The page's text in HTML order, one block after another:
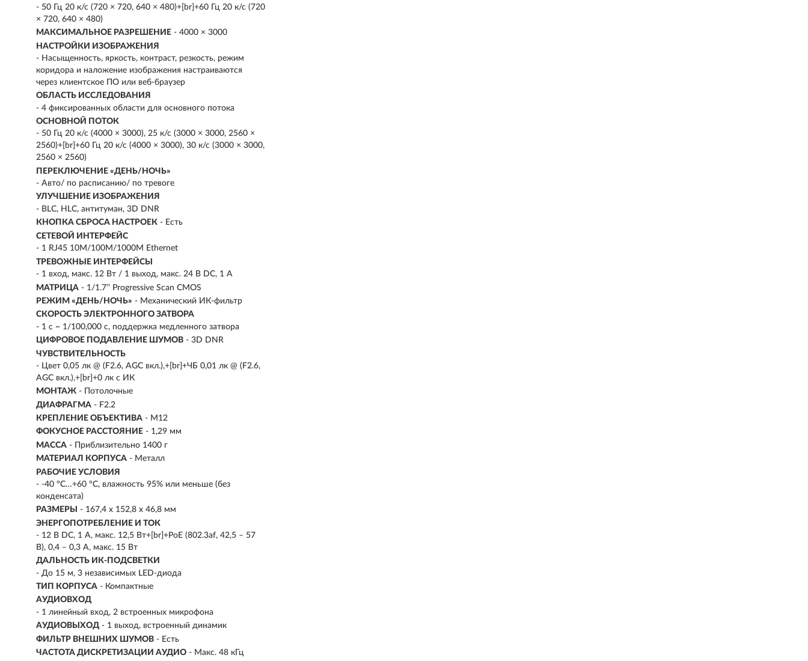
- 50 Гц 20 к/с (720 × 720, 640 × 480)+[br]+60 Гц 20 к/с (720
× 720, 640 × 480)
МАКСИМАЛЬНОЕ РАЗРЕШЕНИЕ - 4000 × 3000
НАСТРОЙКИ ИЗОБРАЖЕНИЯ
- Насыщенность, яркость, контраст, резкость, режим
коридора и наложение изображения настраиваются
через клиентское ПО или веб-браузер
ОБЛАСТЬ ИССЛЕДОВАНИЯ
- 4 фиксированных области для основного потока
ОСНОВНОЙ ПОТОК
- 50 Гц 20 к/с (4000 × 3000), 25 к/с (3000 × 3000, 2560 ×
2560)+[br]+60 Гц 20 к/с (4000 × 3000), 30 к/с (3000 × 3000,
2560 × 2560)
ПЕРЕКЛЮЧЕНИЕ «ДЕНЬ/НОЧЬ»
- Авто/ по расписанию/ по тревоге
УЛУЧШЕНИЕ ИЗОБРАЖЕНИЯ
- BLC, HLC, антитуман, 3D DNR
КНОПКА СБРОСА НАСТРОЕК - Есть
СЕТЕВОЙ ИНТЕРФЕЙС
- 1 RJ45 10M/100M/1000M Ethernet
ТРЕВОЖНЫЕ ИНТЕРФЕЙСЫ
- 1 вход, макс. 12 Вт / 1 выход, макс. 24 В DC, 1 А
МАТРИЦА - 1/1.7’’ Progressive Scan CMOS
РЕЖИМ «ДЕНЬ/НОЧЬ» - Механический ИК-фильтр
СКОРОСТЬ ЭЛЕКТРОННОГО ЗАТВОРА
- 1 с ~ 1/100,000 с, поддержка медленного затвора
ЦИФРОВОЕ ПОДАВЛЕНИЕ ШУМОВ - 3D DNR
ЧУВСТВИТЕЛЬНОСТЬ
- Цвет 0,05 лк @ (F2.6, AGC вкл.),+[br]+ЧБ 0,01 лк @ (F2.6,
AGC вкл.),+[br]+0 лк с ИК
МОНТАЖ - Потолочные
ДИАФРАГМА - F2.2
КРЕПЛЕНИЕ ОБЪЕКТИВА - M12
ФОКУСНОЕ РАССТОЯНИЕ - 1,29 мм
МАССА - Приблизительно 1400 г
МАТЕРИАЛ КОРПУСА - Металл
РАБОЧИЕ УСЛОВИЯ
- -40 °C…+60 °C, влажность 95% или меньше (без
конденсата)
РАЗМЕРЫ
- 167,4 х 152,8 х 46,8 мм
ЭНЕРГОПОТРЕБЛЕНИЕ И ТОК
- 12 В DC, 1 А, макс. 12,5 Вт+[br]+PoE (802.3af, 42,5 – 57
В), 0,4 – 0,3 A, макс. 15 Вт
ДАЛЬНОСТЬ ИК-ПОДСВЕТКИ
- До 15 м, 3 независимых LED-диода
ТИП КОРПУСА - Компактные
АУДИОВХОД
- 1 линейный вход, 2 встроенных микрофона
АУДИОВЫХОД - 1 выход, встроенный динамик
ФИЛЬТР ВНЕШНИХ ШУМОВ - Есть
ЧАСТОТА ДИСКРЕТИЗАЦИИ АУДИО - Макс. 48 кГц